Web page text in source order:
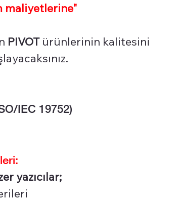
maliyetlerine"
PIVOTürünlerinin kalitesini
IEC 19752)
yazıcılar;